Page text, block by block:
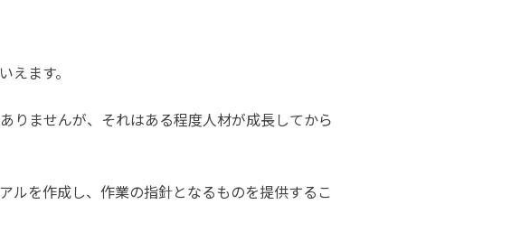
ます。
りませんが、それはある程度人材が成長してから
ルを作成し、作業の指針となるものを提供するこ